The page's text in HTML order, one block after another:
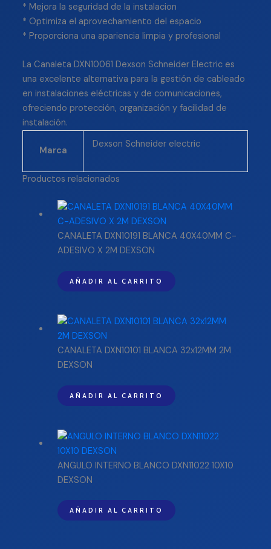
* Mejora la seguridad de la instalacion
* Optimiza el aprovechamiento del espacio
* Proporciona una apariencia limpia y profesional
La Canaleta DXN10061 Dexson Schneider Electric es
una excelente alternativa para la gestión de cableado
en instalaciones eléctricas y de comunicaciones,
ofreciendo protección, organización y facilidad de
instalación.
Marca
Dexson Schneider electric
Productos relacionados
CANALETA DXN10191 BLANCA 40X40MM C-
ADESIVO X 2M DEXSON
AÑADIR AL CARRITO
CANALETA DXN10101 BLANCA 32x12MM 2M
DEXSON
AÑADIR AL CARRITO
ANGULO INTERNO BLANCO DXN11022 10X10
DEXSON
AÑADIR AL CARRITO